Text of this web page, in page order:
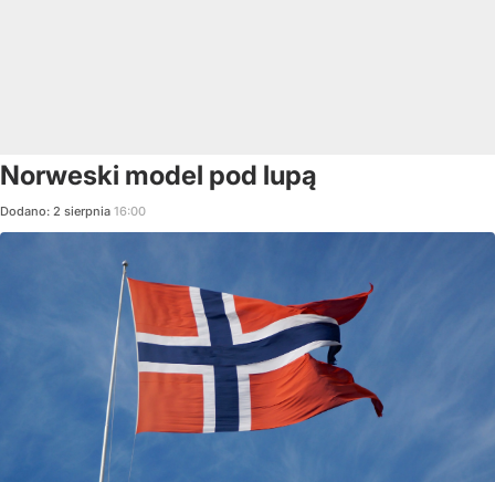
Norweski model pod lupą
Dodano: 2 sierpnia 16:00